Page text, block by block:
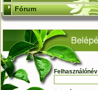
Fórum
Felhasználónév